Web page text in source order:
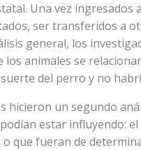
Una vez ingresados
ser transferidos a
general, los
animales se
del perro y no
hicieron un segundo
estar influyendo:
que fueran de